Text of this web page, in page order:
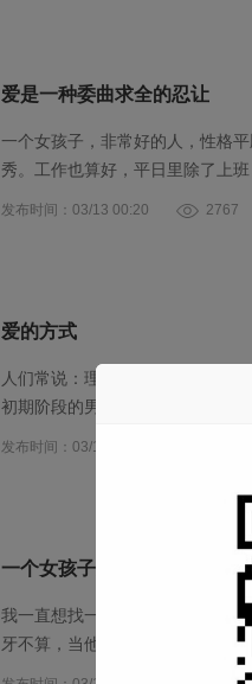
爱是一种委曲求全的忍让
一个女孩子，非常好的人，性格
秀。工作也算好，平日里除了上
发布时间：03/13 00:20 2767
爱的方式
人们常说：理解万岁，换位思考
初期阶段的男女。两个陌生人，
发布时间：03/13 00:18
一个女孩子从5岁到35岁的爱
我一直想找一个理想的男友，结
牙不算，当他手里有 两个红橘的